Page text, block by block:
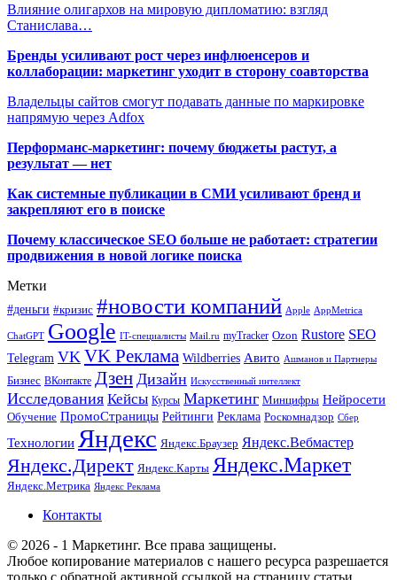
Влияние олигархов на мировую дипломатию: взгляд
Станислава…
Бренды усиливают рост через инфлюенсеров и
коллаборации: маркетинг уходит в сторону соавторства
Владельцы сайтов смогут подавать данные по маркировке
напрямую через Adfox
Перформанс-маркетинг: почему бюджеты растут, а
результат — нет
Как системные публикации в СМИ усиливают бренд и
закрепляют его в поиске
Почему классическое SEO больше не работает: стратегии
продвижения в новой логике поиска
Метки
#деньги #кризис #новости компаний Apple AppMetrica
ChatGPT Google IT-специалисты Mail.ru myTracker Ozon Rustore SEO
Telegram VK VK Реклама Wildberries Авито Ашманов и Партнеры
Бизнес ВКонтакте Дзен Дизайн Искусственный интеллект
Исследования Кейсы Курсы Маркетинг Минцифры Нейросети
Обучение ПромоСтраницы Рейтинги Реклама Роскомнадзор Сбер
Технологии Яндекс Яндекс.Браузер Яндекс.Вебмастер
Яндекс.Директ Яндекс.Карты Яндекс.Маркет
Яндекс.Метрика Яндекс Реклама
Контакты
© 2026 - 1 Маркетинг. Все права защищены.
Любое копирование материалов с нашего ресурса разрешается
только с обратной активной ссылкой на страницу статьи.